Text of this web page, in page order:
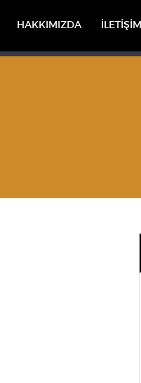
HAKKIMIZDA İLETİŞİM